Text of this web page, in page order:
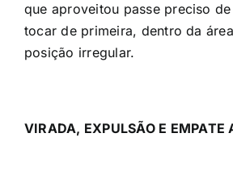
que aproveitou passe preciso
tocar de primeira, dentro da
posição irregular.
VIRADA, EXPULSÃO E EMPATE